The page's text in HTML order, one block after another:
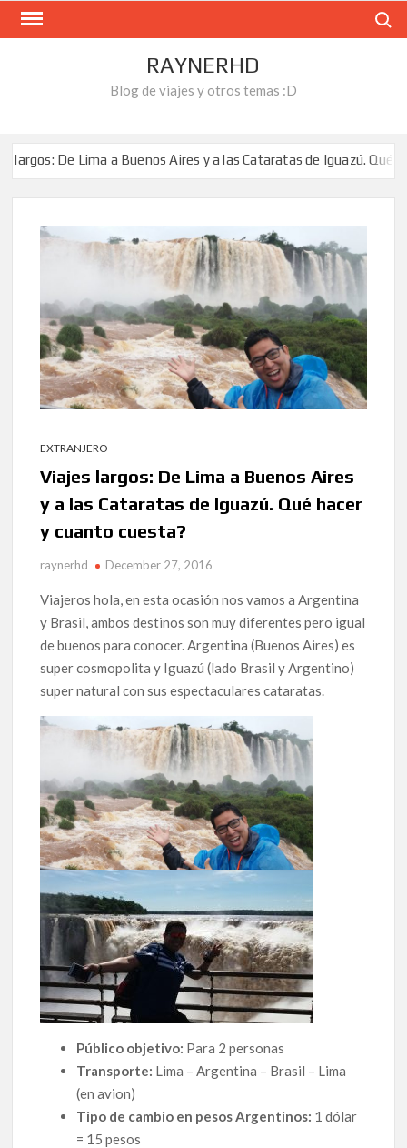
Skip
RAYNERHD
Blog de viajes y otros temas :D
Aires y a las Cataratas de Iguazú. Qué hacer y cuanto cuesta?
EXTRANJERO
Viajes largos: De Lima a Buenos Aires
y a las Cataratas de Iguazú. Qué hacer
y cuanto cuesta?
raynerhd December 27, 2016
Viajeros hola, en esta ocasión nos vamos a Argentina
y Brasil, ambos destinos son muy diferentes pero igual
de buenos para conocer. Argentina (Buenos Aires) es
super cosmopolita y Iguazú (lado Brasil y Argentino)
super natural con sus espectaculares cataratas.
Público objetivo: Para 2 personas
Transporte: Lima – Argentina – Brasil – Lima
(en avion)
Tipo de cambio en pesos Argentinos: 1 dólar
= 15 pesos